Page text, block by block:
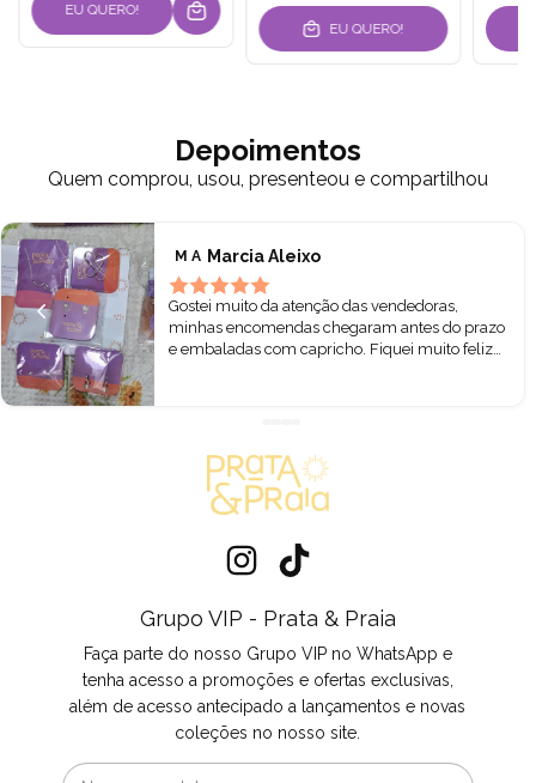
EU QUERO!
EU QUERO!
Depoimentos
Quem comprou, usou, presenteou e compartilhou
M A Marcia Aleixo
Gostei muito da atenção das vendedoras,
minhas encomendas chegaram antes do prazo
e embaladas com capricho. Fiquei muito feliz
Grupo VIP - Prata & Praia
Faça parte do nosso Grupo VIP no WhatsApp e
tenha acesso a promoções e ofertas exclusivas,
além de acesso antecipado a lançamentos e novas
coleções no nosso site.